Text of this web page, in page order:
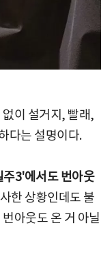
이 설거지, 빨래,
다는 설명이다.
주3'에서도 번아웃
한 상황인데도 불
아웃도 온 거 아닐